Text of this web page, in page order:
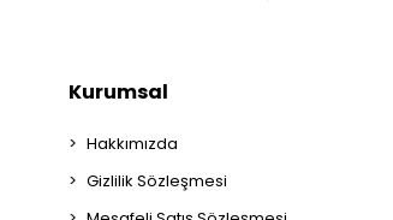
Kurumsal
Hakkımızda
Gizlilik Sözleşmesi